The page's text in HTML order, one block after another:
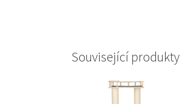
Související produkty